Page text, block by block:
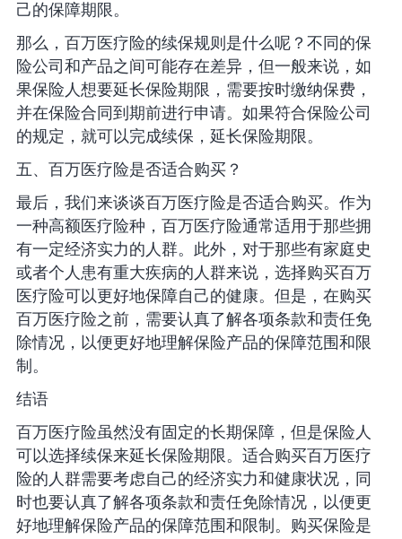
己的保障期限。
那么，百万医疗险的续保规则是什么呢？不同的保
险公司和产品之间可能存在差异，但一般来说，如
果保险人想要延长保险期限，需要按时缴纳保费，
并在保险合同到期前进行申请。如果符合保险公司
的规定，就可以完成续保，延长保险期限。
五、百万医疗险是否适合购买？
最后，我们来谈谈百万医疗险是否适合购买。作为
一种高额医疗险种，百万医疗险通常适用于那些拥
有一定经济实力的人群。此外，对于那些有家庭史
或者个人患有重大疾病的人群来说，选择购买百万
医疗险可以更好地保障自己的健康。但是，在购买
百万医疗险之前，需要认真了解各项条款和责任免
除情况，以便更好地理解保险产品的保障范围和限
制。
结语
百万医疗险虽然没有固定的长期保障，但是保险人
可以选择续保来延长保险期限。适合购买百万医疗
险的人群需要考虑自己的经济实力和健康状况，同
时也要认真了解各项条款和责任免除情况，以便更
好地理解保险产品的保障范围和限制。购买保险是